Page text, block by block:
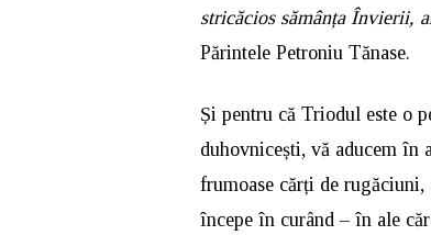
stricăcios sămânța Învierii,
Părintele Petroniu Tănase.
Și pentru că Triodul este o
duhovnicești, vă aducem în
frumoase cărți de
începe în curând – în ale